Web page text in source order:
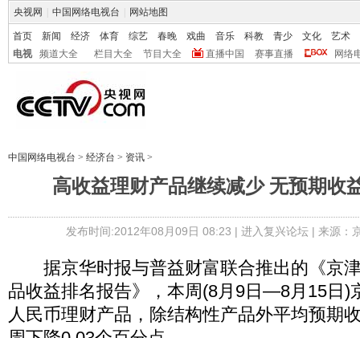
央视网 中国网络电视台 网站地图
首页 新闻 经济 体育 综艺 春晚 戏曲 音乐 科教 青少 文化
艺术
电视
频道大全 栏目大全 节目大全 直播中国 赛事直播 网络
中国网络电视台 > 经济台 > 资讯 >
高收益理财产品继续减少 无预期收
发布时间:2012年08月09日 08:23 | 进入复兴论坛| 来源：
据京华时报与普益财富联合推出的《京
品收益排名报告》，本周(8月9日—8月15日)
人民币理财产品，除结构性产品外平均预期